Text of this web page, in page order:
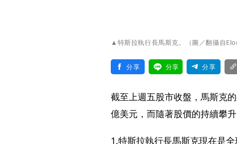
▲特斯拉執行長馬斯克。（圖／翻攝自
分享 分享 分享
截至上週五股市收盤，馬斯克
億美元，而隨著股價的持續攀
1.特斯拉執行長馬斯克現在是